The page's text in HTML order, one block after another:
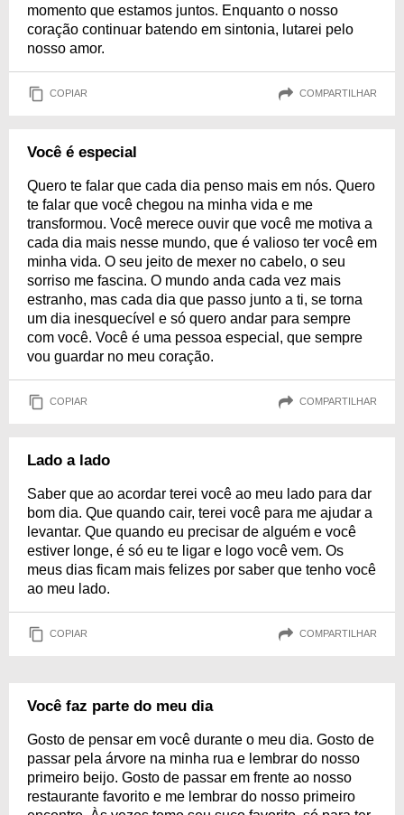
momento que estamos juntos. Enquanto o nosso
coração continuar batendo em sintonia, lutarei pelo
nosso amor.
COPIAR COMPARTILHAR
Você é especial
Quero te falar que cada dia penso mais em nós. Quero
te falar que você chegou na minha vida e me
transformou. Você merece ouvir que você me motiva a
cada dia mais nesse mundo, que é valioso ter você em
minha vida. O seu jeito de mexer no cabelo, o seu
sorriso me fascina. O mundo anda cada vez mais
estranho, mas cada dia que passo junto a ti, se torna
um dia inesquecível e só quero andar para sempre
com você. Você é uma pessoa especial, que sempre
vou guardar no meu coração.
COPIAR COMPARTILHAR
Lado a lado
Saber que ao acordar terei você ao meu lado para dar
bom dia. Que quando cair, terei você para me ajudar a
levantar. Que quando eu precisar de alguém e você
estiver longe, é só eu te ligar e logo você vem. Os
meus dias ficam mais felizes por saber que tenho você
ao meu lado.
COPIAR COMPARTILHAR
Você faz parte do meu dia
Gosto de pensar em você durante o meu dia. Gosto de
passar pela árvore na minha rua e lembrar do nosso
primeiro beijo. Gosto de passar em frente ao nosso
restaurante favorito e me lembrar do nosso primeiro